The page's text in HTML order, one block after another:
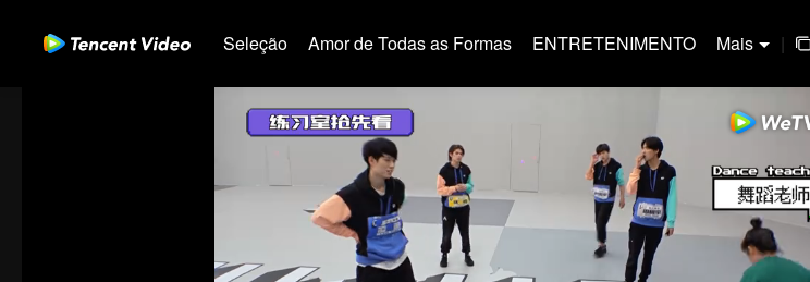
Seleção Amor de Todas as Formas ENTRETENIMENTO Mais |